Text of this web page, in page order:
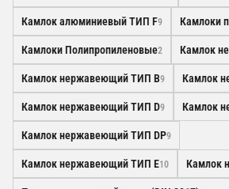
Камлок алюминиевый ТИП F9 Камлоки
Камлоки Полипропиленовые2 Камлок
Камлок нержавеющий ТИП B9 Камлок
Камлок нержавеющий ТИП D9 Камлок
Камлок нержавеющий ТИП DP9
Камлок нержавеющий ТИП E10 Камлок